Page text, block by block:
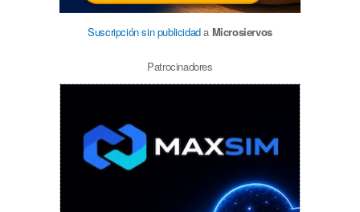
Suscripción sin publicidada Microsiervos
Patrocinadores